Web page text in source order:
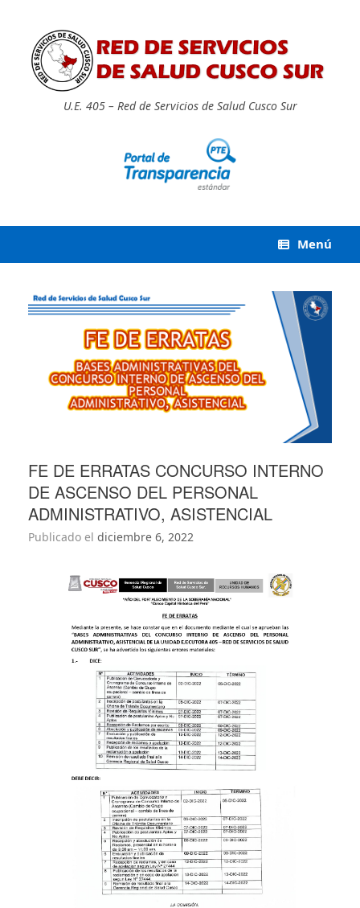
U.E. 405 – Red de Servicios de Salud Cusco Sur
Menú
FE DE ERRATAS CONCURSO INTERNO
DE ASCENSO DEL PERSONAL
ADMINISTRATIVO, ASISTENCIAL
Publicado el diciembre 6, 2022